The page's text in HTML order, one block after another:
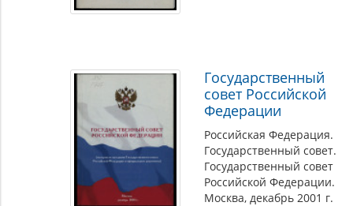
Государственный
совет Российской
Федерации
Российская Федерация.
Государственный совет.
Государственный совет
Российской Федерации.
Москва, декабрь 2001 г.